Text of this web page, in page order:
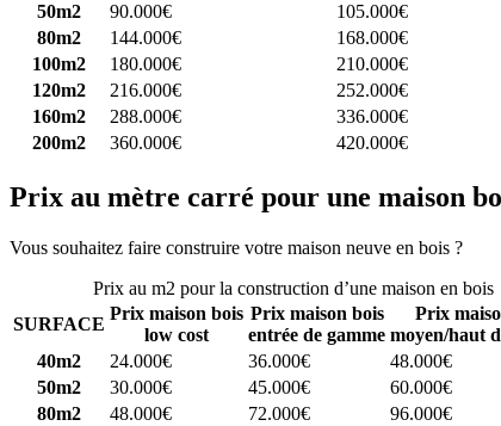
50m2
90.000€ 105.000€
80m2
144.000€ 168.000€
100m2
180.000€ 210.000€
120m2
216.000€ 252.000€
160m2
288.000€ 336.000€
200m2
360.000€ 420.000€
Prix au mètre carré pour une maison
Vous souhaitez faire construire votre maison neuve en bois ?
Prix au m2 pour la construction d’une maison en bois
SURFACE
Prix maison bois
low cost
Prix maison bois
entrée de gamme
Prix
moyen/haut
40m2
24.000€ 36.000€
48.000€
50m2
30.000€ 45.000€
60.000€
80m2
48.000€ 72.000€
96.000€